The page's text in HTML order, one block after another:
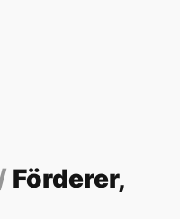
Förderer,